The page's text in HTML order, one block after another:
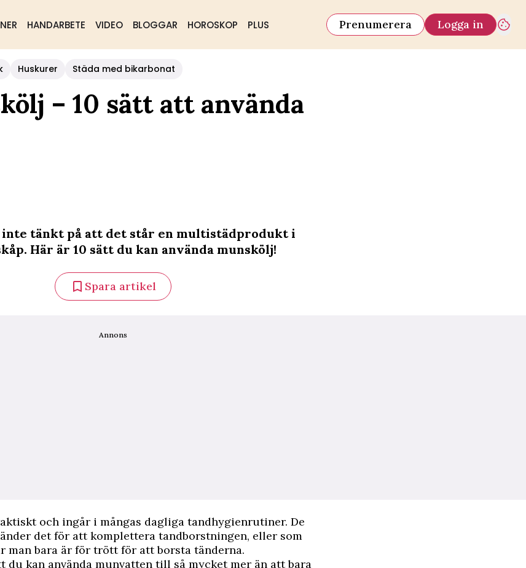
HANDARBETE VIDEO BLOGGAR HOROSKOP PLUS Prenumerera Logga in
Huskurer Städa med bikarbonat
– 10 sätt att använda
inte tänkt på att det står en multistädprodukt i
Här är 10 sätt du kan använda munskölj!
Spara artikel
Annons
och ingår i mångas dagliga tandhygienrutiner. De
det för att komplettera tandborstningen, eller som
man bara är för trött för att borsta tänderna.
du kan använda munvatten till så mycket mer än att bara